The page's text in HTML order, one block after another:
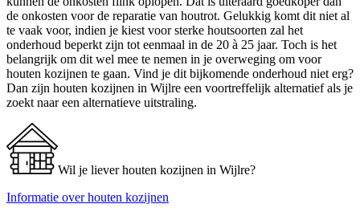
de onkosten voor de reparatie van houtrot. Gelukkig komt dit niet al
te vaak voor, indien je kiest voor sterke houtsoorten zal het
onderhoud beperkt zijn tot eenmaal in de 20 à 25 jaar. Toch is het
belangrijk om dit wel mee te nemen in je overweging om voor
houten kozijnen te gaan. Vind je dit bijkomende onderhoud niet erg?
Dan zijn houten kozijnen in Wijlre een voortreffelijk alternatief als je
zoekt naar een alternatieve uitstraling.
Wil je liever houten kozijnen in Wijlre?
Informatie over houten kozijnen